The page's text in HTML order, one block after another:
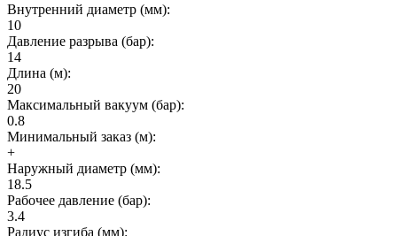
Внутренний диаметр (мм):
10
Давление разрыва (бар):
14
Длина (м):
20
Максимальный вакуум (бар):
0.8
Минимальный заказ (м):
+
Наружный диаметр (мм):
18.5
Рабочее давление (бар):
3.4
Радиус изгиба (мм):